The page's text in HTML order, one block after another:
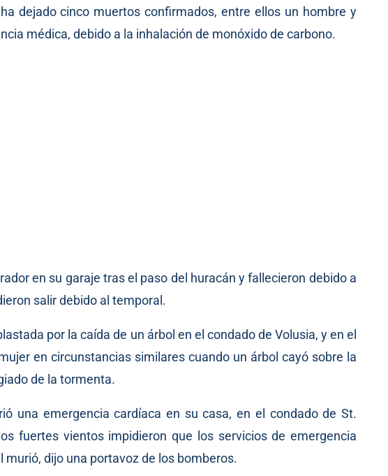
dejado cinco muertos confirmados, entre ellos un hombre y
médica, debido a la inhalación de monóxido de carbono.
en su garaje tras el paso del huracán y fallecieron debido a
salir debido al temporal.
por la caída de un árbol en el condado de Volusia, y en el
en circunstancias similares cuando un árbol cayó sobre la
de la tormenta.
una emergencia cardíaca en su casa, en el condado de St.
fuertes vientos impidieron que los servicios de emergencia
murió, dijo una portavoz de los bomberos.